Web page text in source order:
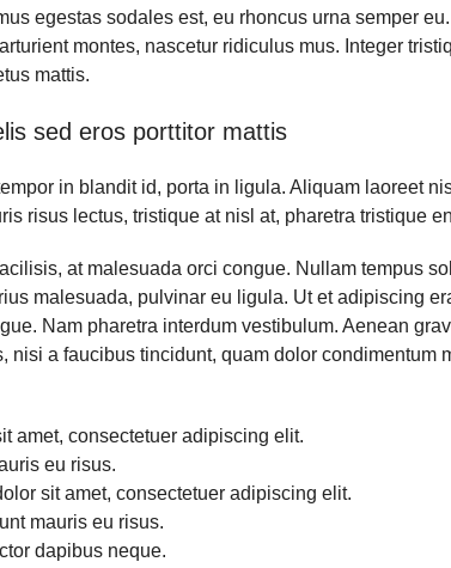
egestas sodales est, eu rhoncus urna semper
montes, nascetur ridiculus mus. Integer
mattis.
sed eros porttitor mattis
in blandit id, porta in ligula. Aliquam laoreet
risus lectus, tristique at nisl at, pharetra tristique
at malesuada orci congue. Nullam tempus
malesuada, pulvinar eu ligula. Ut et adipiscing
Nam pharetra interdum vestibulum. Aenean
nisi a faucibus tincidunt, quam dolor condimentum
amet, consectetuer adipiscing elit.
eu risus.
sit amet, consectetuer adipiscing elit.
mauris eu risus.
dapibus neque.